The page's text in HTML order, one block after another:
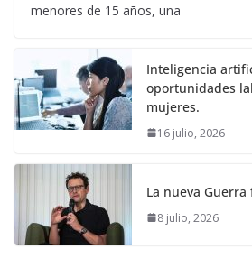
menores de 15 años, una
Inteligencia
oportunidades
mujeres.
16 julio, 2026
La nueva
8 julio, 2026